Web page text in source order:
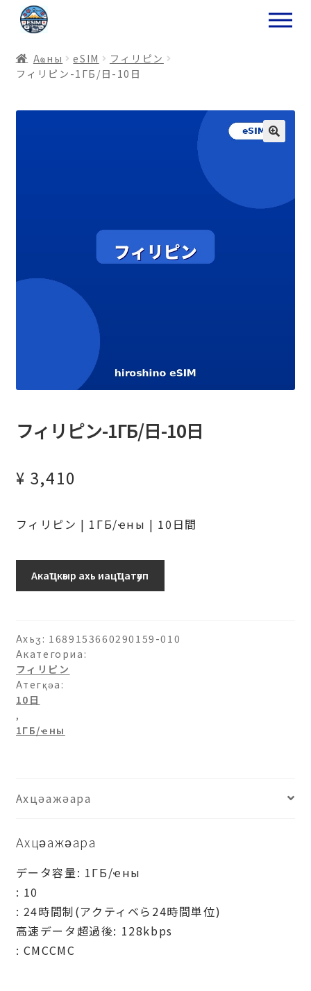
ナ
ビ
ー
シ
コ
ン
ン
ツ
Аҩны еSIM
フィリピン
フィリピン-1ГБ/日-10日
フィリピン-1ГБ/日-10日
¥ 3,410
フィリピン | 1ГБ/ҽны | 10日間
ン-1ГБ/
日-10
日
ашәагаа
Акаҵкәыр ахь иацҵатәуп
Ахьӡ: 1689153660290159-010
Акатегориа:
フィリピン
Атегқәа:
10日
,
1ГБ/ҽны
Ахцәажәара
Ахцәажәара
データ容量: 1ГБ/ҽны
: 10
: 24時間制(アクティベら24時間単位)
高速データ超過後: 128kbps
: СМССМС